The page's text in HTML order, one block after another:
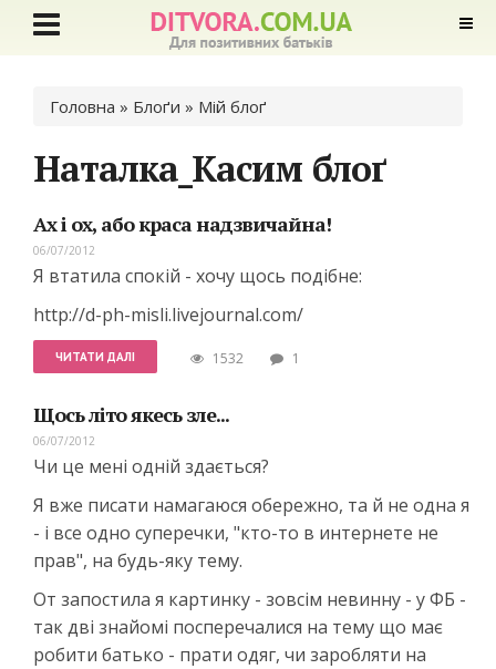
Ви є тут
Головна » Блоґи » Мій блоґ
Наталка_Касим блоґ
Ах і ох, або краса надзвичайна!
06/07/2012
Я втатила спокій - хочу щось подібне:
http://d-ph-misli.livejournal.com/
ЧИТАТИ ДАЛІ 1532 1
Щось літо якесь зле...
06/07/2012
Чи це мені одній здається?
Я вже писати намагаюся обережно, та й не одна я
- і все одно суперечки, "кто-то в интернете не
прав", на будь-яку тему.
От запостила я картинку - зовсім невинну - у ФБ -
так дві знайомі посперечалися на тему що має
робити батько - прати одяг, чи заробляти на